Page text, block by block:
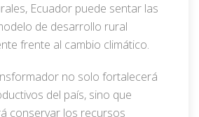
Ecuador puede sentar las
de desarrollo rural
frente al cambio climático.
no solo fortalecerá
del país, sino que
conservar los recursos